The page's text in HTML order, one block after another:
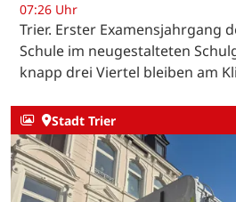
07:26 Uhr
Trier. Erster Examensjahrgang
Schule im neugestalteten
knapp drei Viertel bleiben am
Stadt Trier